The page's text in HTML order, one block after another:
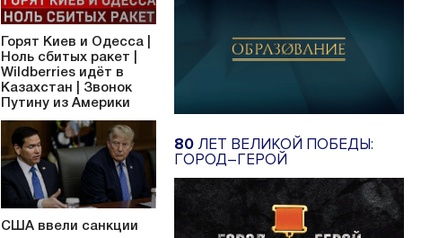
Горят Киев и Одесса |
Ноль сбитых ракет |
Wildberries идёт в
Казахстан | Звонок
Путину из Америки
США ввели санкции
80 ЛЕТ ВЕЛИКОЙ ПОБЕДЫ:
ГОРОД–ГЕРОЙ